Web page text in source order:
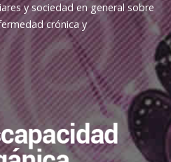
y sociedad en general sobre
crónica y